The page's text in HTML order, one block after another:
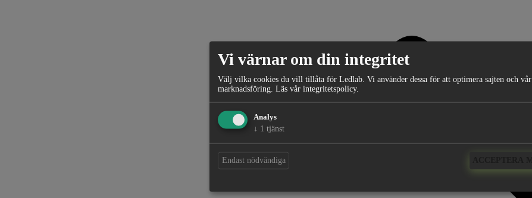
Vi värnar om din integritet
Välj vilka cookies du vill tillåta för Ledlab. Vi använder dessa för att optimera sajten och vår
marknadsföring. Läs vår integritetspolicy.
Analys
↓ 1 tjänst
Endast nödvändiga